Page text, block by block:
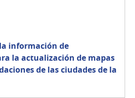
información de
la actualización de mapas
de las ciudades de la